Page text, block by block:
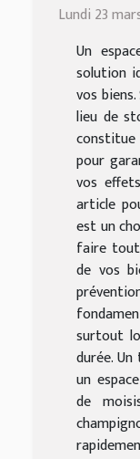
Lundi 23
Un
solution
vos
lieu de
pour
vos
article
est un
faire
de vos
surtout
durée.
un
de